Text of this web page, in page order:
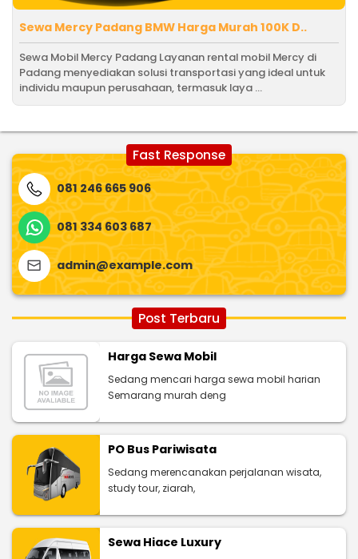
Sewa Mercy Padang BMW Harga Murah 100K D..
Sewa Mobil Mercy Padang Layanan rental mobil Mercy di
Padang menyediakan solusi transportasi yang ideal untuk
individu maupun perusahaan, termasuk laya ...
Fast Response
081 246 665 906
081 334 603 687
admin@example.com
Post Terbaru
Harga Sewa Mobil
Sedang mencari harga sewa mobil harian
Semarang murah deng
PO Bus Pariwisata
Sedang merencanakan perjalanan wisata,
study tour, ziarah,
Sewa Hiace Luxury